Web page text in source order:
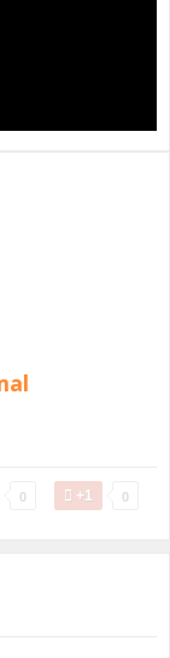
0 +1 0